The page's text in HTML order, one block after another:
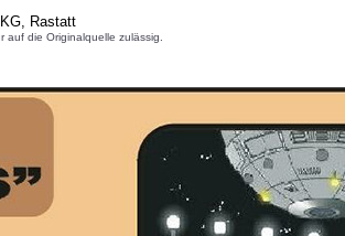
Rastatt
die Originalquelle zulässig.